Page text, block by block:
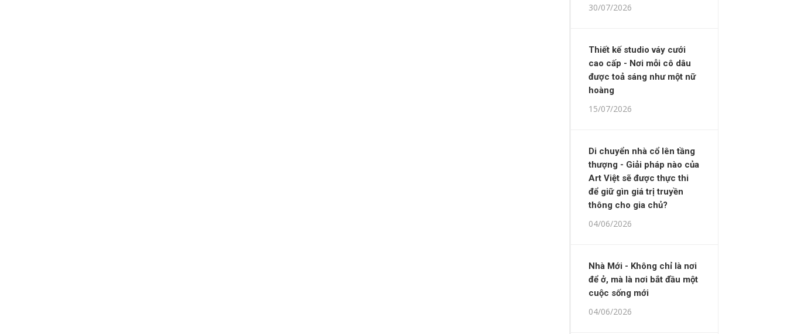
30/07/2026
Thiết kế studio váy cưới
cao cấp - Nơi mỗi cô dâu
được toả sáng như một nữ
hoàng
15/07/2026
Di chuyển nhà cổ lên tầng
thượng - Giải pháp nào của
Art Việt sẽ được thực thi
để giữ gìn giá trị truyền
thông cho gia chủ?
04/06/2026
Nhà Mới - Không chỉ là nơi
để ở, mà là nơi bắt đầu một
cuộc sống mới
04/06/2026